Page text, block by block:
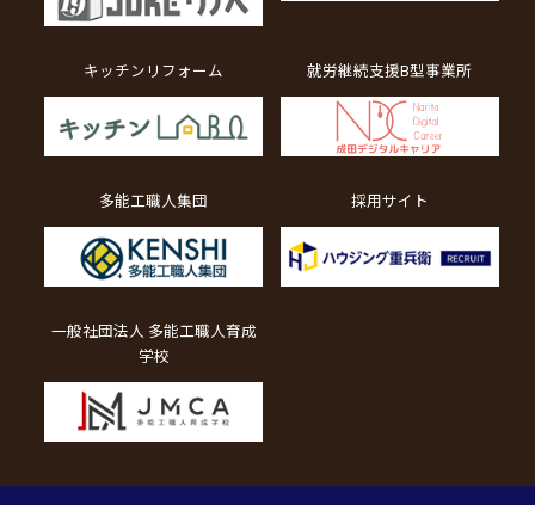
キッチンリフォーム 就労継続支援B型事業所
多能工職人集団 採用サイト
一般社団法人 多能工職人育成
学校